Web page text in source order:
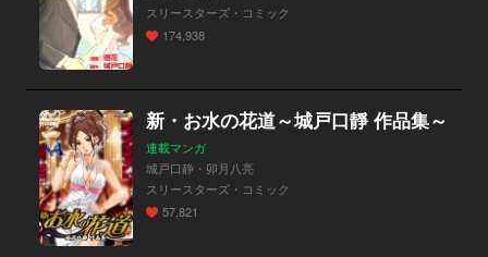
スリースターズ・コミック
174,938
新・お水の花道～城戸口靜 作品集～
連載マンガ
城戸口静・卯月八亮
スリースターズ・コミック
57,821